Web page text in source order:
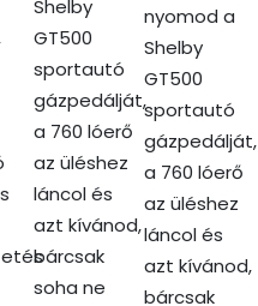
Shelby
GT500
sportautó
gázpedálját,
a 760 lóerő
az üléshez
láncol és
azt kívánod,
bárcsak
soha ne
nyomod a
Shelby
GT500
sportautó
gázpedálját,
a 760 lóerő
az üléshez
láncol és
azt kívánod,
bárcsak